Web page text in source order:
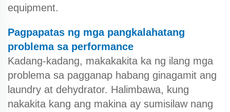
equipment.
Pagpapatas ng mga pangkalahatang
problema sa performance
Kadang-kadang, makakakita ka ng ilang mga
problema sa pagganap habang ginagamit ang
laundry at dehydrator. Halimbawa, kung
nakakita kang ang makina ay sumisilaw nang